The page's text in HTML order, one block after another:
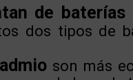
de baterías
dos tipos de
son más